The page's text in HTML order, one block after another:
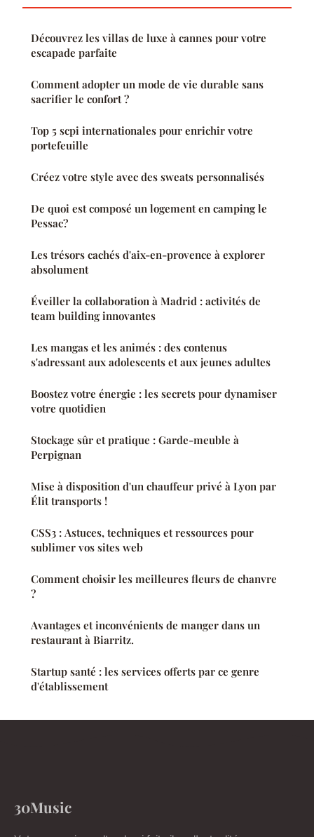
Découvrez les villas de luxe à cannes pour votre
escapade parfaite
Comment adopter un mode de vie durable sans
sacrifier le confort ?
Top 5 scpi internationales pour enrichir votre
portefeuille
Créez votre style avec des sweats personnalisés
De quoi est composé un logement en camping le
Pessac?
Les trésors cachés d'aix-en-provence à explorer
absolument
Éveiller la collaboration à Madrid : activités de
team building innovantes
Les mangas et les animés : des contenus
s'adressant aux adolescents et aux jeunes adultes
Boostez votre énergie : les secrets pour dynamiser
votre quotidien
Stockage sûr et pratique : Garde-meuble à
Perpignan
Mise à disposition d'un chauffeur privé à Lyon par
Élit transports !
CSS3 : Astuces, techniques et ressources pour
sublimer vos sites web
Comment choisir les meilleures fleurs de chanvre
?
Avantages et inconvénients de manger dans un
restaurant à Biarritz.
Startup santé : les services offerts par ce genre
d'établissement
30Music